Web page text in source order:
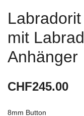
mit
Anhänger
CHF245.00
8mm Button